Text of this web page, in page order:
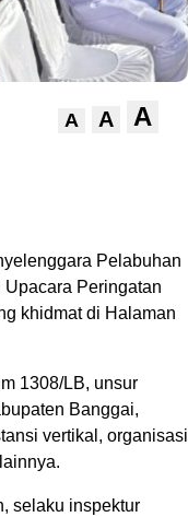
A A A
Pelabuhan
Upacara Peringatan
khidmat di Halaman
1308/LB, unsur
Banggai,
vertikal, organisasi
selaku inspektur